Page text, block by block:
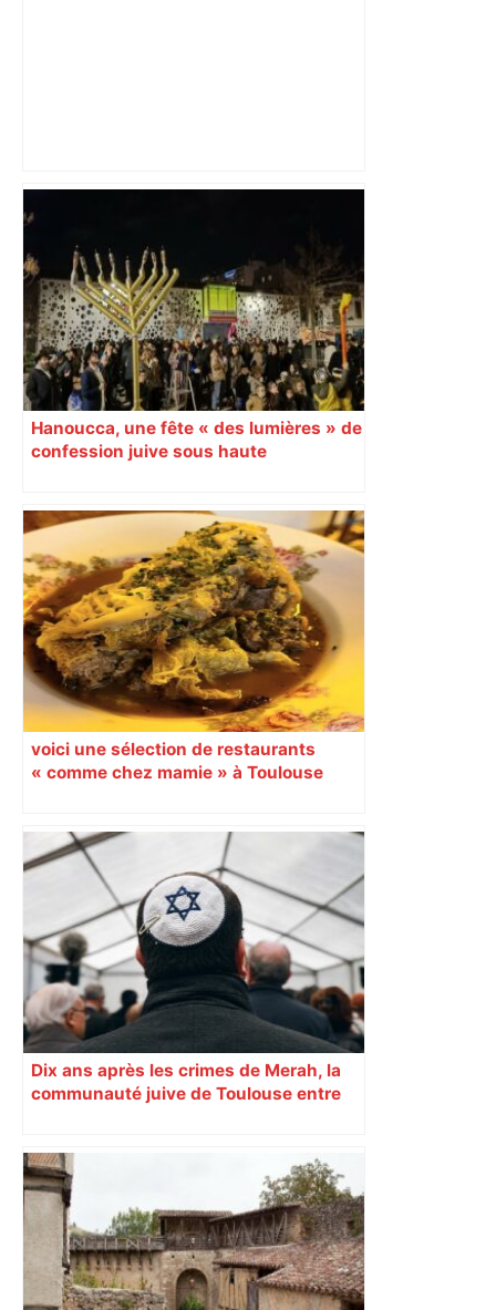
Lyon-Toulouse : le loup Graou, l’entrée
fracassante de Dupont, le craquage
lyonnais… Les tops et les flops – Le
Figaro
Hanoucca, une fête « des lumières » de
confession juive sous haute
Labège, près de Toulouse
voici une sélection de restaurants
« comme chez mamie » à Toulouse
Dix ans après les crimes de Merah, la
communauté juive de Toulouse entre